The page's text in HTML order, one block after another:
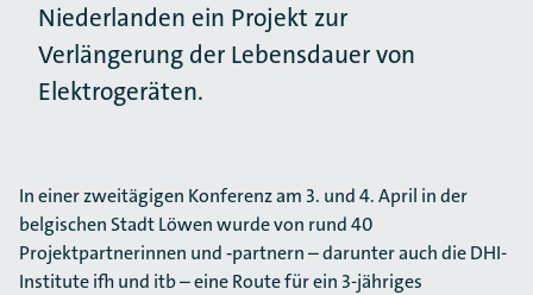
Niederlanden ein Projekt zur
Verlängerung der Lebensdauer von
Elektrogeräten.
In einer zweitägigen Konferenz am 3. und 4. April in der
belgischen Stadt Löwen wurde von rund 40
Projektpartnerinnen und ‑partnern – darunter auch die DHI-
Institute ifh und itb – eine Route für ein 3-jähriges